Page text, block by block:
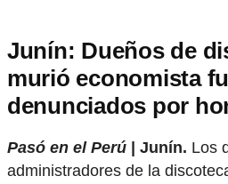
Junín: Dueños de
murió economista
denunciados por
Pasó en el Perú | Junín. Los
administradores de la